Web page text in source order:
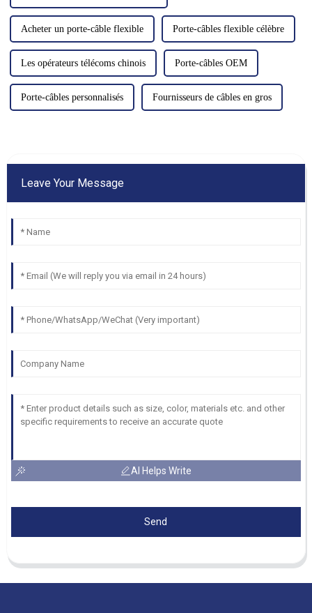
Acheter un porte-câble flexible Porte-câbles flexible célèbre
Les opérateurs télécoms chinois Porte-câbles OEM
Porte-câbles personnalisés Fournisseurs de câbles en gros
Leave Your Message
AI Helps Write
Send